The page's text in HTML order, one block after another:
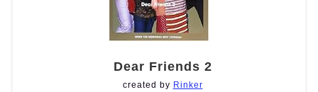
Dear Friends 2
created by Rinker